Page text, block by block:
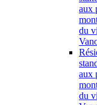
aux
du
aux
du